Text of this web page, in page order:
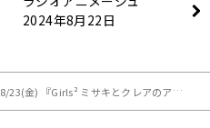
2024年8月22日
8/23(金) 『Girls² ミサキとクレアのアニファン！』#48